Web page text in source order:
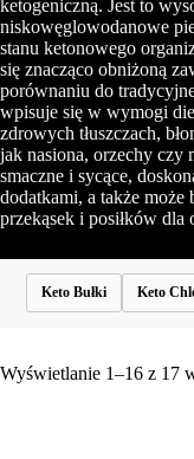
ketogeniczną. Jest to
niskowęglowodanowe
stanu ketonowego
się znacząco obniżoną
porównaniu do
wpisuje się w wymogi
zdrowych tłuszczach,
jak nasiona, orzechy czy
smaczne i sycące,
dodatkami, a także może
przekąsek i posiłków dla
Keto Bułki Keto
Wyświetlanie 1–16 z 17